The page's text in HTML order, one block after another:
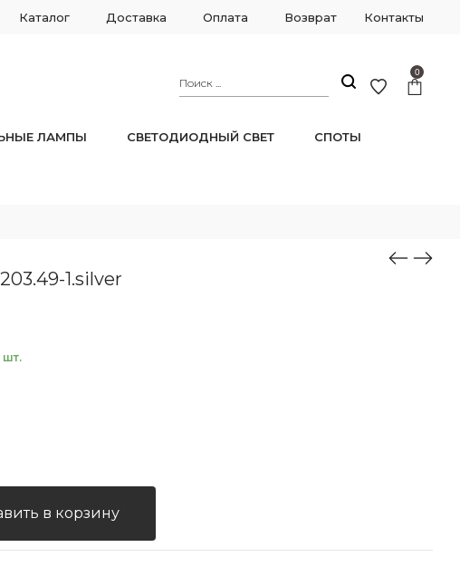
Каталог Доставка Оплата Возврат Контакты
0
ЛАМПЫ СВЕТОДИОДНЫЙ СВЕТ СПОТЫ
1.silver
шт.
в корзину